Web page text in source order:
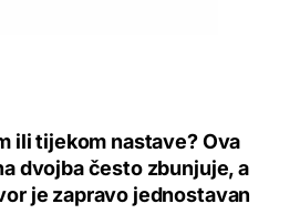
ili tijekom nastave? Ova
dvojba često zbunjuje, a
je zapravo jednostavan